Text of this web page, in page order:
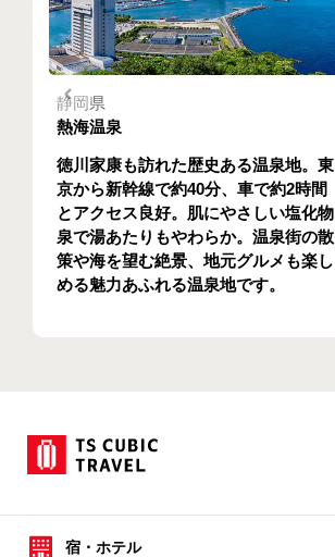
静岡県
熱海温泉
徳川家康も訪れた歴史ある温泉地。東
京から新幹線で約40分、車で約2時間
とアクセス良好。肌にやさしい塩化物
泉で湯あたりもやわらか。温泉街の散
策や海を望む絶景、地元グルメも楽し
める魅力あふれる温泉地です。
宿・ホテル